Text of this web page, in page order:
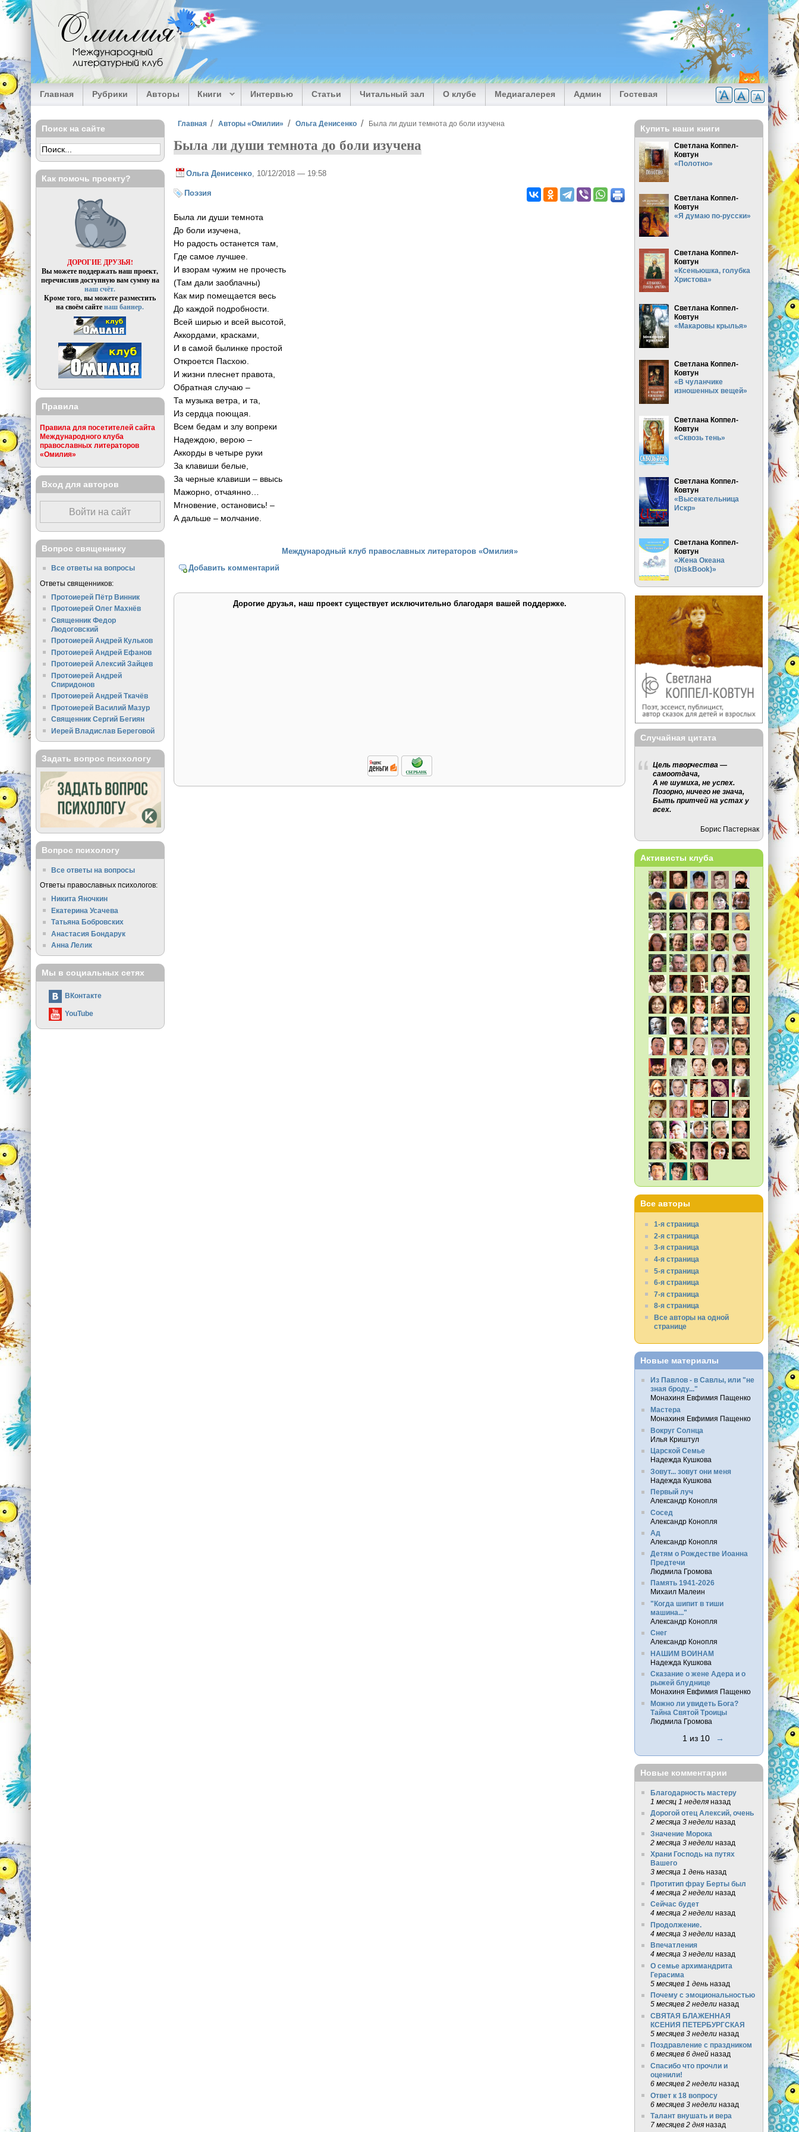
Перейти к основному содержанию
Омилия
Международный
литературный клуб
Главная Рубрики Авторы Книги Интервью Статьи Читальный зал О клубе Медиагалерея Админ Гостевая
Вы здесь
Главная Авторы «Омилии» Ольга Денисенко Была ли души темнота до боли изучена
Была ли души темнота до боли изучена
Ольга Денисенко , 10/12/2018 — 19:58
Поэзия
Была ли души темнота
До боли изучена,
Но радость останется там,
Где самое лучшее.
И взорам чужим не прочесть
(Там дали заоблачны)
Как мир помещается весь
До каждой подробности.
Всей ширью и всей высотой,
Аккордами, красками,
И в самой былинке простой
Откроется Пасхою.
И жизни плеснет правота,
Обратная случаю –
Та музыка ветра, и та,
Из сердца поющая.
Всем бедам и злу вопреки
Надеждою, верою –
Аккорды в четыре руки
За клавиши белые,
За черные клавиши – ввысь
Мажорно, отчаянно…
Мгновение, остановись! –
А дальше – молчание.
Международный клуб православных литераторов «Омилия»
Добавить комментарий
Дорогие друзья, наш проект существует исключительно благодаря вашей поддержке.
Поиск на сайте
Как помочь проекту?
ДОРОГИЕ ДРУЗЬЯ!
Вы можете поддержать наш проект,
перечислив доступную вам сумму на
наш счёт.
Кроме того, вы можете разместить
на своём сайтенаш баннер.
Правила
Правила для посетителей сайта
Международного клуба
православных литераторов
«Омилия»
Вход для авторов
Войти на сайт
Вопрос священнику
Все ответы на вопросы
Ответы священников:
Протоиерей Пётр Винник
Протоиерей Олег Махнёв
Священник Федор
Людоговский
Протоиерей Андрей Кульков
Протоиерей Андрей Ефанов
Протоиерей Алексий Зайцев
Протоиерей Андрей
Спиридонов
Протоиерей Андрей Ткачёв
Протоиерей Василий Мазур
Священник Сергий Бегиян
Иерей Владислав Береговой
Задать вопрос психологу
Вопрос психологу
Все ответы на вопросы
Ответы православных психологов:
Никита Яночкин
Екатерина Усачева
Татьяна Бобровских
Анастасия Бондарук
Анна Лелик
Мы в социальных сетях
ВКонтакте
YouTube
Купить наши книги
Светлана Коппел-
Ковтун
«Полотно»
Светлана Коппел-
Ковтун
«Я думаю по-русски»
Светлана Коппел-
Ковтун
«Ксеньюшка, голубка
Христова»
Светлана Коппел-
Ковтун
«Макаровы крылья»
Светлана Коппел-
Ковтун
«В чуланчике
изношенных вещей»
Светлана Коппел-
Ковтун
«Сквозь тень»
Светлана Коппел-
Ковтун
«Высекательница
Искр»
Светлана Коппел-
Ковтун
«Жена Океана
(DiskBook)»
Случайная цитата
Цель творчества —
самоотдача,
А не шумиха, не успех.
Позорно, ничего не знача,
Быть притчей на устах у
всех.
Борис Пастернак
Активисты клуба
Все авторы
1-я страница
2-я страница
3-я страница
4-я страница
5-я страница
6-я страница
7-я страница
8-я страница
Все авторы на одной
странице
Новые материалы
Из Павлов - в Савлы, или "не
зная броду..."
Монахиня Евфимия Пащенко
Мастера
Монахиня Евфимия Пащенко
Вокруг Солнца
Илья Криштул
Царской Семье
Надежда Кушкова
Зовут... зовут они меня
Надежда Кушкова
Первый луч
Александр Конопля
Сосед
Александр Конопля
Ад
Александр Конопля
Детям о Рождестве Иоанна
Предтечи
Людмила Громова
Память 1941-2026
Михаил Малеин
"Когда шипит в тиши
машина..."
Александр Конопля
Снег
Александр Конопля
НАШИМ ВОИНАМ
Надежда Кушкова
Сказание о жене Адера и о
рыжей блуднице
Монахиня Евфимия Пащенко
Можно ли увидеть Бога?
Тайна Святой Троицы
Людмила Громова
1 из 10 →
Новые комментарии
Благодарность мастеру
1 месяц 1 неделяназад
Дорогой отец Алексий, очень
2 месяца 3 неделиназад
Значение Морока
2 месяца 3 неделиназад
Храни Господь на путях
Вашего
3 месяца 1 деньназад
Протитип фрау Берты был
4 месяца 2 неделиназад
Сейчас будет
4 месяца 2 неделиназад
Продолжение.
4 месяца 3 неделиназад
Впечатления
4 месяца 3 неделиназад
О семье архимандрита
Герасима
5 месяцев 1 деньназад
Почему с эмоциональностью
5 месяцев 2 неделиназад
СВЯТАЯ БЛАЖЕННАЯ
КСЕНИЯ ПЕТЕРБУРГСКАЯ
5 месяцев 3 неделиназад
Поздравление с праздником
6 месяцев 6 днейназад
Спасибо что прочли и
оценили!
6 месяцев 2 неделиназад
Ответ к 18 вопросу
6 месяцев 3 неделиназад
Талант внушать и вера
7 месяцев 2 дняназад